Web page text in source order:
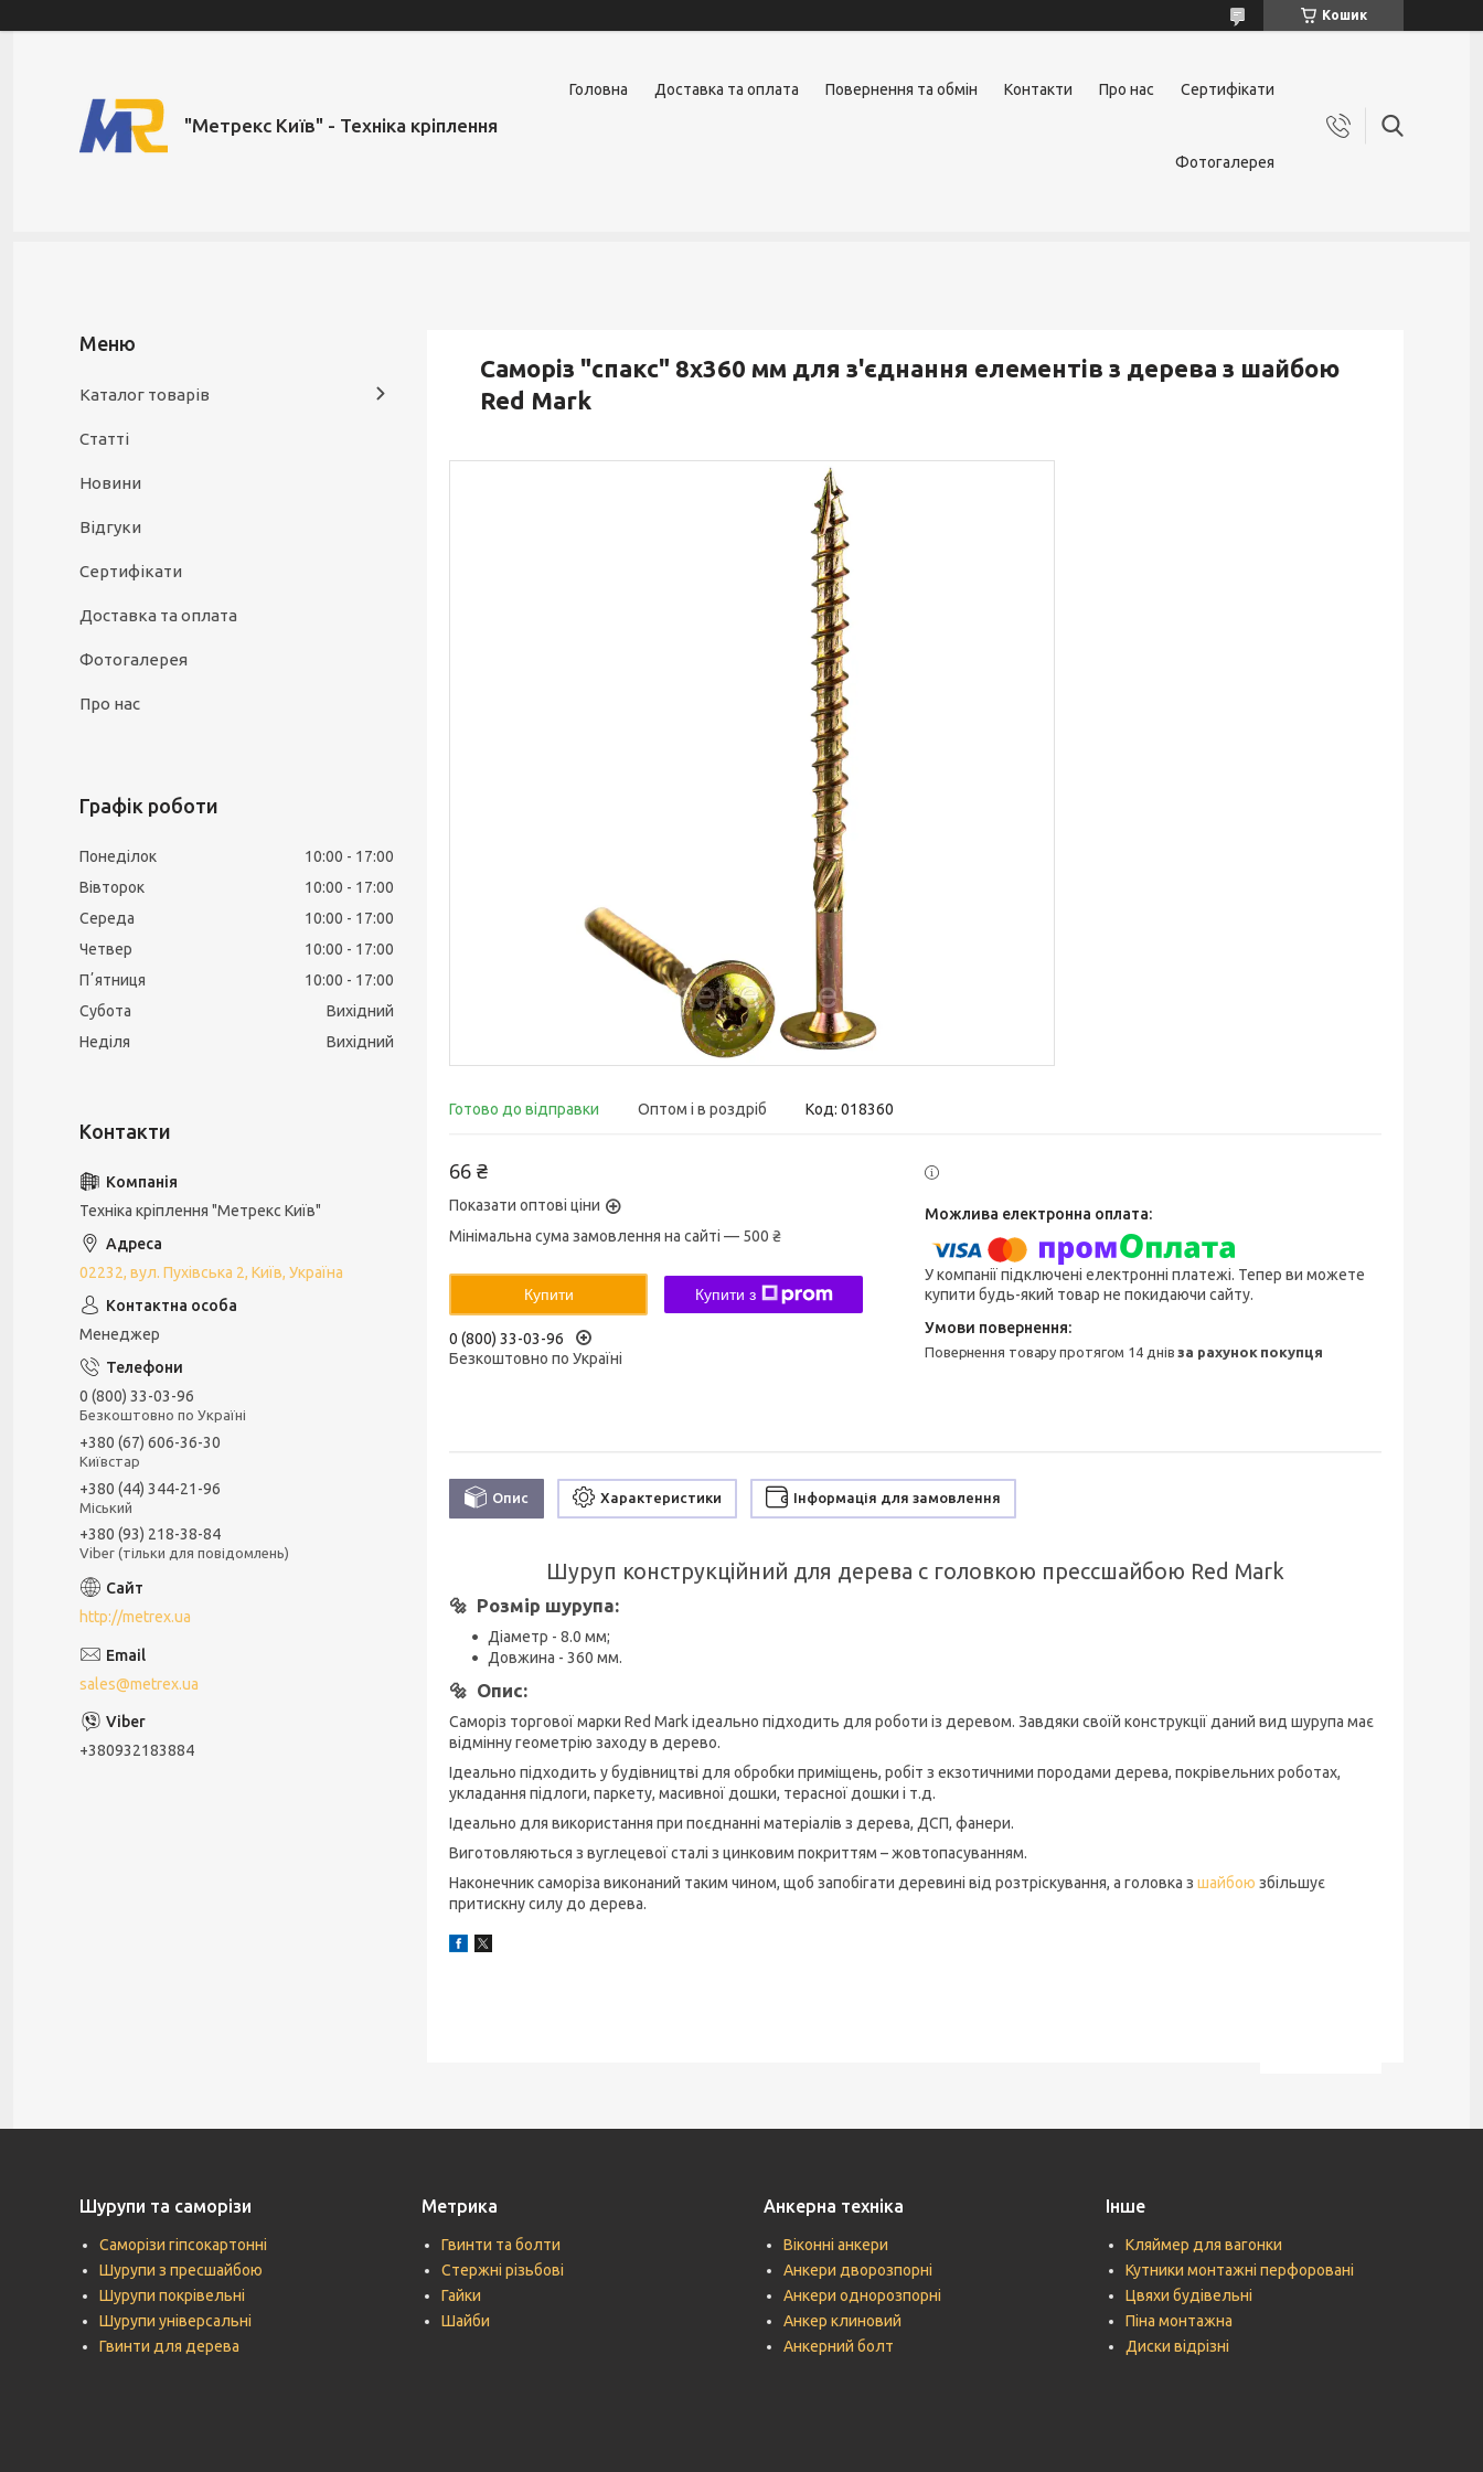
Кошик
"Метрекс Київ" - Техніка кріплення
Головна Доставка та оплата Повернення та обмін Контакти Про нас Сертифікати
Фотогалерея
Саморіз "спакс" 8х360 мм для з'єднання елементів з дерева з шайбою
Red Mark
Готово до відправки Оптом і в роздріб Код: 018360
66 ₴
Показати оптові ціни
Мінімальна сума замовлення на сайті — 500 ₴
Купити Купити з
0 (800) 33-03-96
Безкоштовно по Україні
У компанії підключені електронні платежі. Тепер ви можете
купити будь-який товар не покидаючи сайту.
повернення товару протягом 14 днівза рахунок покупця
Опис Характеристики Інформація для замовлення
Шуруп конструкційний для дерева c головкою прессшайбою Red Mark
🔩 Розмір шурупа:
Діаметр - 8.0 мм;
Довжина - 360 мм.
🔩 Опис:
Саморіз торгової марки Red Mark ідеально підходить для роботи із деревом. Завдяки своїй конструкції даний вид шурупа має
відмінну геометрію заходу в дерево.
Ідеально підходить у будівництві для обробки приміщень, робіт з екзотичними породами дерева, покрівельних роботах,
укладання підлоги, паркету, масивної дошки, терасної дошки і т.д.
Ідеально для використання при поєднанні матеріалів з дерева, ДСП, фанери.
Виготовляються з вуглецевої сталі з цинковим покриттям – жовтопасуванням.
Наконечник саморіза виконаний таким чином, щоб запобігати деревині від розтріскування, а головка з шайбою збільшує
притискну силу до дерева.
Каталог товарів
Статті
Новини
Відгуки
Сертифікати
Доставка та оплата
Фотогалерея
Про нас
Графік роботи
Понеділок 10:00
17:00
Вівторок
10:00
17:00
Середа
10:00
17:00
Четвер
10:00
17:00
Пʼятниця
10:00
17:00
Субота
Вихідний
Неділя
Вихідний
Техніка кріплення "Метрекс Київ"
02232, вул. Пухівська 2, Київ, Україна
Менеджер
0 (800) 33-03-96
Безкоштовно по Україні
+380 (67) 606-36-30
Київстар
+380 (44) 344-21-96
Міський
+380 (93) 218-38-84
Viber (тільки для повідомлень)
http://metrex.ua
sales@metrex.ua
+380932183884
Шурупи та саморізи
Саморізи гіпсокартонні
Шурупи з пресшайбою
Шурупи покрівельні
Шурупи універсальні
Гвинти для дерева
Метрика
Гвинти та болти
Стержні різьбові
Гайки
Шайби
Анкерна техніка
Віконні анкери
Анкери дворозпорні
Анкери однорозпорні
Анкер клиновий
Анкерний болт
Інше
Кляймер для вагонки
Кутники монтажні перфоровані
Цвяхи будівельні
Піна монтажна
Диски відрізні